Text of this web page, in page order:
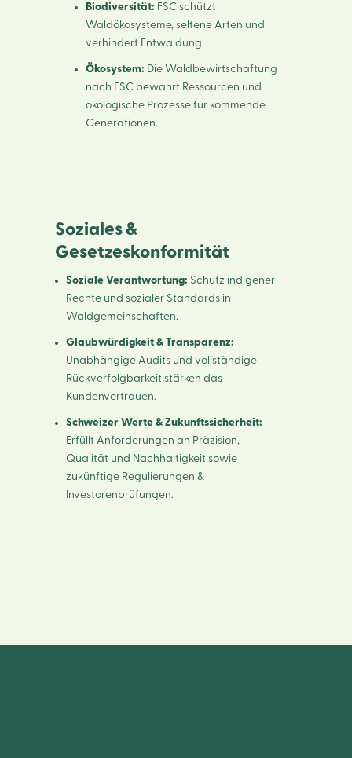
Biodiversität: FSC schützt
Waldökosysteme, seltene Arten und
verhindert Entwaldung.
Ökosystem: Die Waldbewirtschaftung
nach FSC bewahrt Ressourcen und
ökologische Prozesse für kommende
Generationen.
Soziales &
Gesetzeskonformität
Soziale Verantwortung: Schutz indigener
Rechte und sozialer Standards in
Waldgemeinschaften.
Glaubwürdigkeit & Transparenz:
Unabhängige Audits und vollständige
Rückverfolgbarkeit stärken das
Kundenvertrauen.
Schweizer Werte & Zukunftssicherheit:
Erfüllt Anforderungen an Präzision,
Qualität und Nachhaltigkeit sowie
zukünftige Regulierungen &
Investorenprüfungen.